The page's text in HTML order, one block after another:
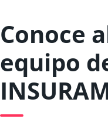
Conoce
equipo